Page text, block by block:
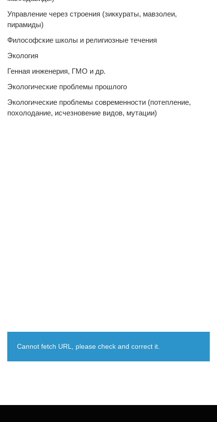
Управление через строения (зиккураты, мавзолеи,
пирамиды)
Философские школы и религиозные течения
Экология
Генная инженерия, ГМО и др.
Экологические проблемы прошлого
Экологические проблемы современности (потепление,
похолодание, исчезновение видов, мутации)
Cannot fetch URL, please check and correct it.